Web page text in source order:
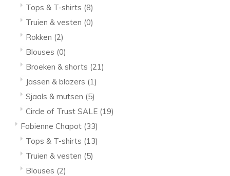
Tops & T-shirts (8)
Truien & vesten (0)
Rokken (2)
Blouses (0)
Broeken & shorts (21)
Jassen & blazers (1)
Sjaals & mutsen (5)
Circle of Trust SALE (19)
Fabienne Chapot (33)
Tops & T-shirts (13)
Truien & vesten (5)
Blouses (2)